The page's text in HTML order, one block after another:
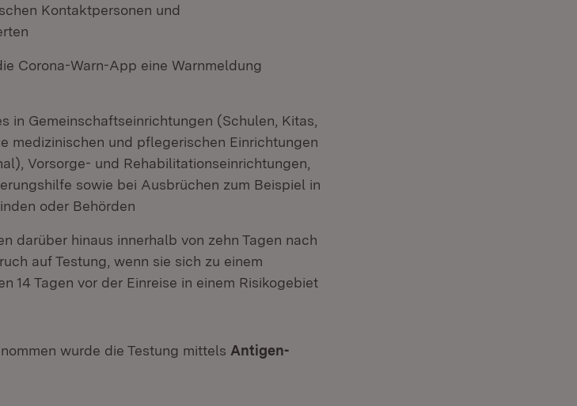
Kontaktpersonen und
Corona-Warn-App eine Warnmeldung
in Gemeinschaftseinrichtungen (Schulen, Kitas,
medizinischen und pflegerischen Einrichtungen
Vorsorge- und Rehabilitationseinrichtungen,
sowie bei Ausbrüchen zum Beispiel in
oder Behörden
darüber hinaus innerhalb von zehn Tagen nach
auf Testung, wenn sie sich zu einem
14 Tagen vor der Einreise in einem Risikogebiet
wurde die Testung mittels Antigen-